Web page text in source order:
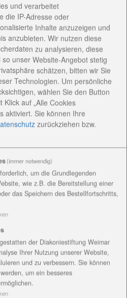
der DeCOLOR 24
und Löten von
Raum eingerichtet,
Baugruppen
löten, Kabel
durchführen.
/
und verarbeitet
die IP-Adresse oder
Inhalte anzuzeigen und
anzubieten. Wir nutzen diese
zu analysieren, diese
unser Website-Angebot stetig
schätzen, bitten wir Sie
Technologien. Um persönliche
wählen Sie den Button
Klick auf „Alle Cookies
aktiviert. Sie können Ihre
zurückziehen bzw.
(immer notwendig)
um die Grundlegenden
wie z.B. die Bereitstellung einer
das Speichern des Bestellfortschritts,
der Diakoniestiftung Weimar
Ihrer Nutzung unserer Website,
und zu verbessern. Sie können
um ein besseres